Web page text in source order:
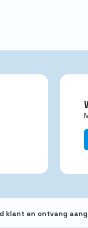
klant en ontvang